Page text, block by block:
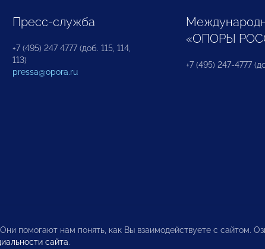
Пресс-служба
+7 (495) 247 4777 (доб. 115, 114,
113)
pressa@opora.ru
«ОПОРЫ
+7 (495) 247-4777
помогают нам понять, как Вы взаимодействуете с сайтом.
сайта.